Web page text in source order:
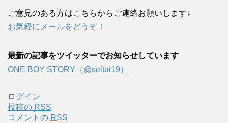
ご意見のある方はこちらからご連絡お願いします↓
お気軽にメールをどうぞ！
最新の記事をツイッターでお知らせしています
ONE BOY STORY（@seitai19）
ログイン
投稿の RSS
コメントの RSS